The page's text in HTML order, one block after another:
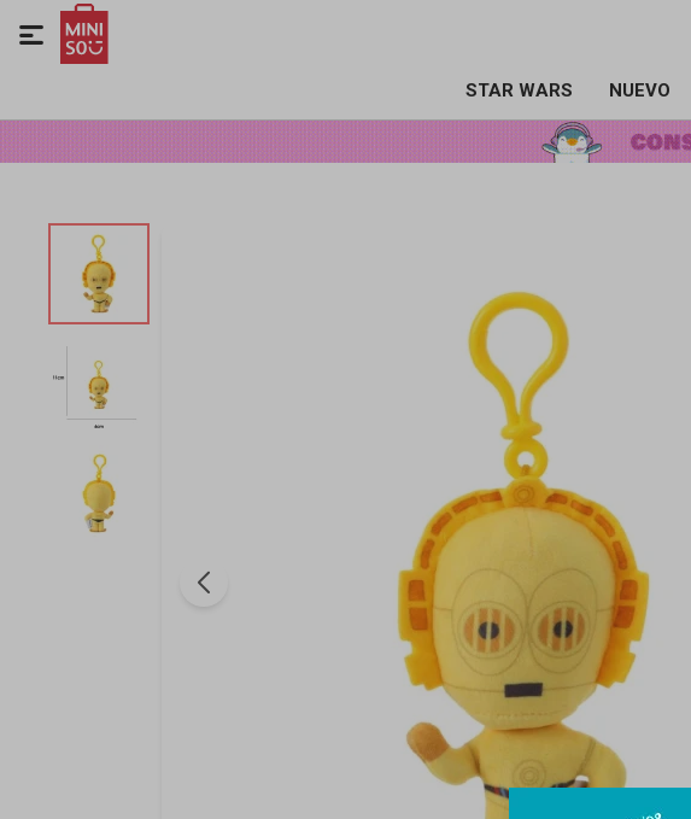
STAR WARS NUEVO
